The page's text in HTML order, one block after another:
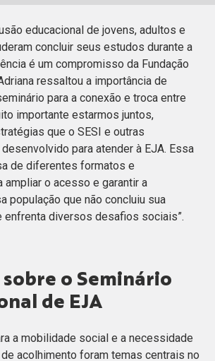
educacional de jovens, adultos e
concluir seus estudos durante a
é um compromisso da Fundação
ressaltou a importância de
para a conexão e troca entre
importante estarmos juntos,
que o SESI e outras
para atender à EJA. Essa
de diferentes formatos e
ampliar o acesso e garantir a
população que não concluiu sua
enfrenta diversos desafios sociais”.
o Seminário
de EJA
a mobilidade social e a necessidade
acolhimento foram temas centrais no